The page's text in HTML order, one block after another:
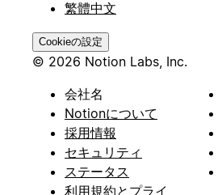
繁體中文
Cookieの設定
© 2026 Notion Labs, Inc.
会社名
Notionについて
採用情報
セキュリティ
ステータス
利用規約とプライ